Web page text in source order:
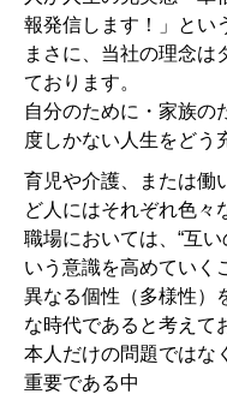
報発信します！」とい
まさに、当社の理念は
ております。
自分のために・家族の
度しかない人生をどう
育児や介護、または働
ど人にはそれぞれ色々
職場においては、“互い
いう意識を高めていく
異なる個性（多様性）
な時代であると考えて
本人だけの問題ではな
重要である中